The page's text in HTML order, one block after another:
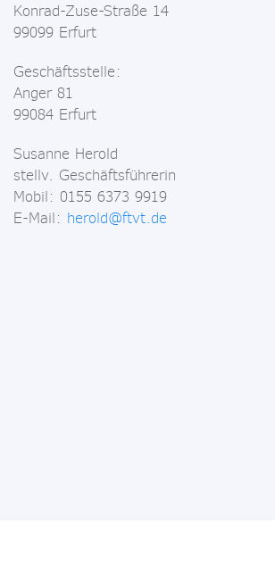
Konrad-Zuse-Straße 14
99099 Erfurt
Geschäftsstelle:
Anger 81
99084 Erfurt
Susanne Herold
stellv. Geschäftsführerin
Mobil: 0155 6373 9919
E-Mail: herold@ftvt.de